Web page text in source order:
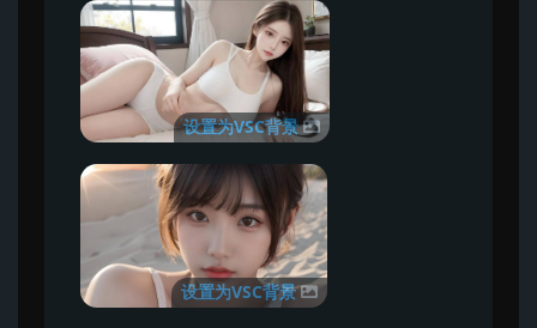
设置为VSC背景
设置为VSC背景